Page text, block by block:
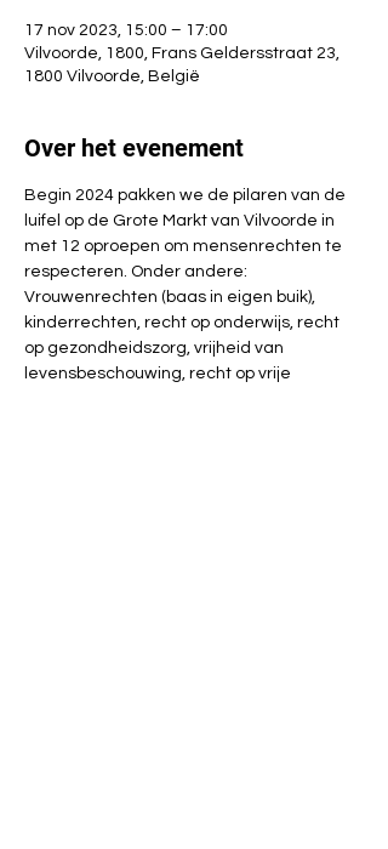
17 nov 2023, 15:00 – 17:00
Vilvoorde, 1800, Frans Geldersstraat 23,
1800 Vilvoorde, België
Over het evenement
Begin 2024 pakken we de pilaren van de
luifel op de Grote Markt van Vilvoorde in
met 12 oproepen om mensenrechten te
respecteren. Onder andere:
Vrouwenrechten (baas in eigen buik),
kinderrechten, recht op onderwijs, recht
op gezondheidszorg, vrijheid van
levensbeschouwing, recht op vrije